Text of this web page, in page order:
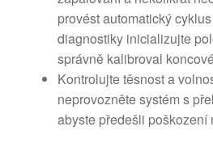
provést automatický
diagnostiky inicializujte
správně kalibroval
Kontrolujte těsnost a
neprovozněte systém s
abyste předešli poškození